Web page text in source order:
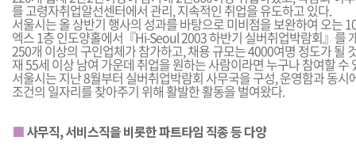
를 고령자취업알선센터에서 관리, 지속적인 취업을 유도하고 있다.
서울시는 올 상반기 행사의 성과를 바탕으로 미비점을 보완하여 오는
엑스 1층 인도양홀에서『Hi-Seoul 2003 하반기 실버취업박람회』를
250개 이상의 구인업체가 참가하고, 채용 규모는 4000여명 정도가 될
재 55세 이상 남여 가운데 취업을 원하는 사람이라면 누구나 참여할 수
서울시는 지난 8월부터 실버취업박람회 사무국을 구성, 운영함과 동시
조건의 일자리를 찾아주기 위해 활발한 활동을 벌여왔다.
■사무직, 서비스직을 비롯한 파트타임 직종 등 다양